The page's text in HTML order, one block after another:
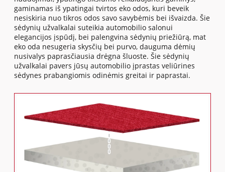
gaminamas iš ypatingai tvirtos eko odos, kuri beveik
nesiskiria nuo tikros odos savo savybėmis bei išvaizda. Šie
sėdynių užvalkalai suteikia automobilio salonui
elegancijos įspūdį, bei palengvina sėdynių priežiūrą, mat
eko oda nesugeria skysčių bei purvo, dauguma dėmių
nusivalys paprasčiausia drėgna šluoste. Šie sėdynių
užvalkalai pavers jūsų automobilio įprastas veliūrines
sėdynes prabangiomis odinėmis greitai ir paprastai.